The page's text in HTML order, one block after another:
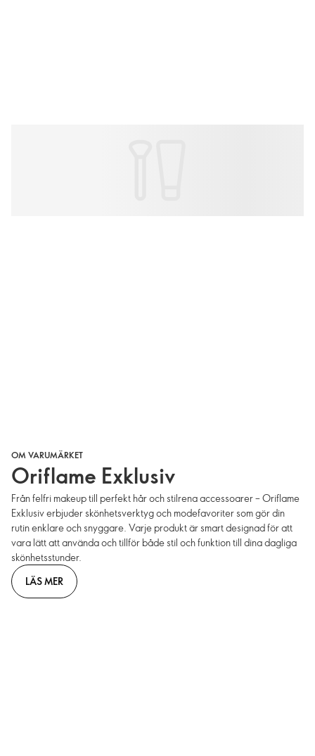
OM VARUMÄRKET
Oriflame Exklusiv
Från felfri makeup till perfekt hår och stilrena accessoarer – Oriflame
Exklusiv erbjuder skönhetsverktyg och modefavoriter som gör din
rutin enklare och snyggare. Varje produkt är smart designad för att
vara lätt att använda och tillför både stil och funktion till dina dagliga
skönhetsstunder.
LÄS MER